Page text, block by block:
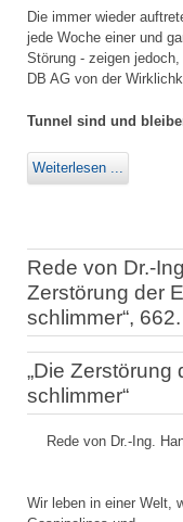
Die immer wieder
jede Woche einer und
Störung - zeigen
DB AG von der
Tunnel sind und
Weiterlesen ...
Rede von Dr.-
Zerstörung der
schlimmer“,
„Die Zerstörung
schlimmer“
Rede von Dr.-Ing.
Wir leben in einer Welt,